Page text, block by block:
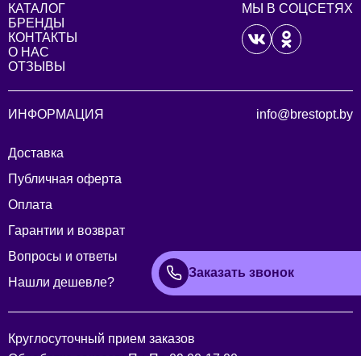
КАТАЛОГ
БРЕНДЫ
КОНТАКТЫ
О НАС
ОТЗЫВЫ
МЫ В СОЦСЕТЯХ
ИНФОРМАЦИЯ
Доставка
Публичная оферта
Оплата
Гарантии и возврат
Вопросы и ответы
Нашли дешевле?
info@brestopt.by
Заказать звонок
Круглосуточный прием заказов